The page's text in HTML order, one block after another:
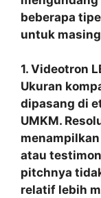
beberapa
untuk
1. Videotron
Ukuran
dipasang di
UMKM.
atau
pitchnya
relatif lebih